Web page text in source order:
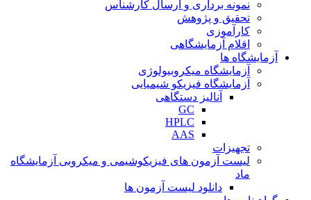
نمونه برداری و ارسال کارشناس
تحقیق و پژوهش
کارآموزی
اقلام آزمایشگاهی
آزمایشگاه ها
آزمایشگاه میکروبیولوژی
آزمایشگاه فیزیکو شیمیایی
آنالیز دستگاهی
GC
HPLC
AAS
تجهیزات
لیست آزمون های فیزیکوشیمی و میکروبی آزمایشگاه
ماد
دانلود لیست آزمون ها